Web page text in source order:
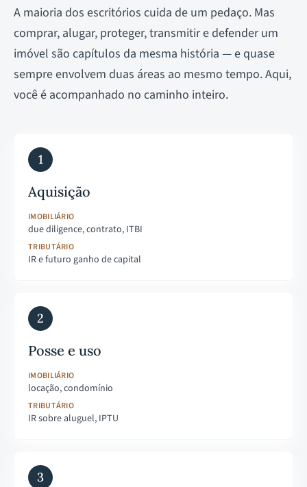
A maioria dos escritórios cuida de um pedaço. Mas
comprar, alugar, proteger, transmitir e defender um
imóvel são capítulos da mesma história — e quase
sempre envolvem duas áreas ao mesmo tempo. Aqui,
você é acompanhado no caminho inteiro.
1
Aquisição
IMOBILIÁRIO
due diligence, contrato, ITBI
TRIBUTÁRIO
IR e futuro ganho de capital
2
Posse e uso
IMOBILIÁRIO
locação, condomínio
TRIBUTÁRIO
IR sobre aluguel, IPTU
3